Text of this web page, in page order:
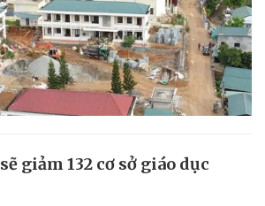
giảm 132 cơ sở giáo dục